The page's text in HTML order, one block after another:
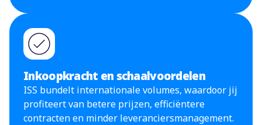
Inkoopkracht en schaalvoordelen
ISS bundelt internationale volumes, waardoor jij
profiteert van betere prijzen, efficiëntere
contracten en minder leveranciersmanagement.